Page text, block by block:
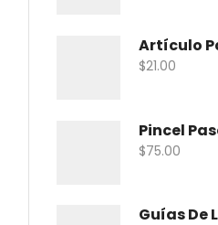
$21.00
$75.00